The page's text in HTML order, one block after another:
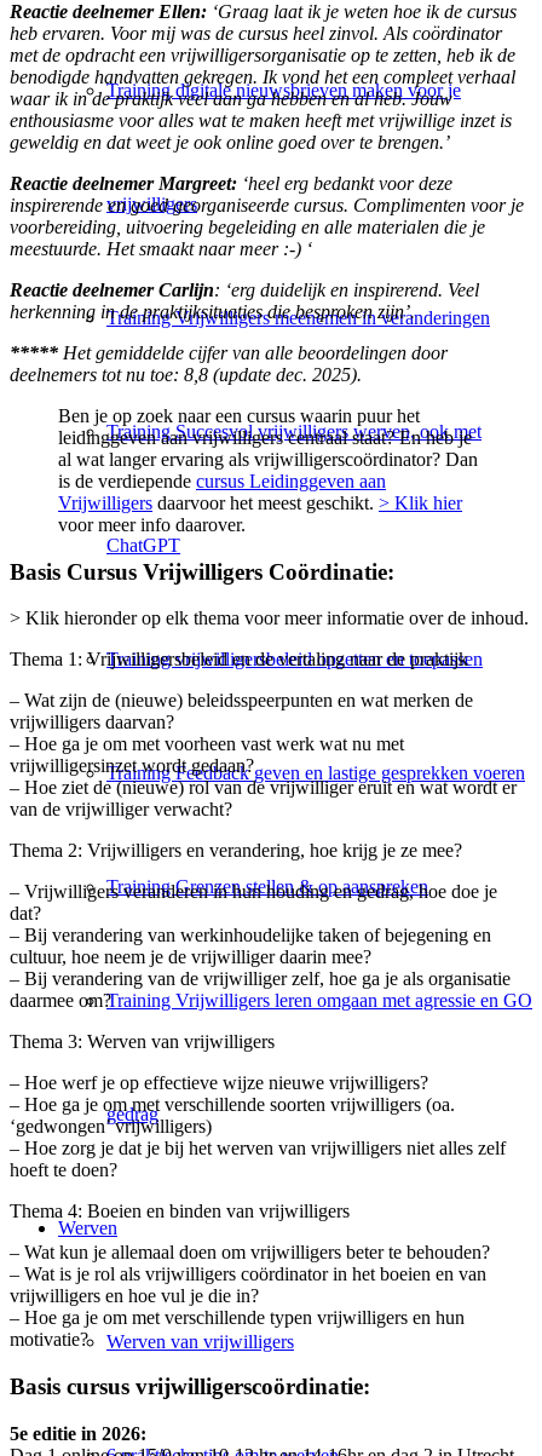
Training digitale nieuwsbrieven maken voor je
vrijwilligers
Training Vrijwilligers meenemen in veranderingen
Training Succesvol vrijwilligers werven, ook met
ChatGPT
Training vrijwilligersbeleid opzetten en toepassen
Training Feedback geven en lastige gesprekken voeren
Training Grenzen stellen & op aanspreken
Training Vrijwilligers leren omgaan met agressie en GO
gedrag
Werven
Werven van vrijwilligers
Reactie deelnemer Ellen: ‘Graag laat ik je weten hoe ik de cursus
heb ervaren. Voor mij was de cursus heel zinvol. Als coördinator
met de opdracht een vrijwilligersorganisatie op te zetten, heb ik de
benodigde handvatten gekregen. Ik vond het een compleet verhaal
waar ik in de praktijk veel aan ga hebben en al heb. Jouw
enthousiasme voor alles wat te maken heeft met vrijwillige inzet is
geweldig en dat weet je ook online goed over te brengen.’
Reactie deelnemer Margreet: ‘heel erg bedankt voor deze
inspirerende en goed georganiseerde cursus. Complimenten voor je
voorbereiding, uitvoering begeleiding en alle materialen die je
meestuurde. Het smaakt naar meer :-) ‘
Reactie deelnemer Carlijn: ‘erg duidelijk en inspirerend. Veel
herkenning in de praktijksituaties die besproken zijn’.
***** Het gemiddelde cijfer van alle beoordelingen door
deelnemers tot nu toe: 8,8 (update dec. 2025).
Ben je op zoek naar een cursus waarin puur het
leidinggeven aan vrijwilligers centraal staat? En heb je
al wat langer ervaring als vrijwilligerscoördinator? Dan
is de verdiepende cursus Leidinggeven aan
Vrijwilligers daarvoor het meest geschikt. > Klik hier
voor meer info daarover.
Basis Cursus Vrijwilligers Coördinatie:
> Klik hieronder op elk thema voor meer informatie over de inhoud.
Thema 1: Vrijwilligersbeleid en de vertaling naar de praktijk
– Wat zijn de (nieuwe) beleidsspeerpunten en wat merken de
vrijwilligers daarvan?
– Hoe ga je om met voorheen vast werk wat nu met
vrijwilligersinzet wordt gedaan?
– Hoe ziet de (nieuwe) rol van de vrijwilliger eruit en wat wordt er
van de vrijwilliger verwacht?
Thema 2: Vrijwilligers en verandering, hoe krijg je ze mee?
– Vrijwilligers veranderen in hun houding en gedrag, hoe doe je
dat?
– Bij verandering van werkinhoudelijke taken of bejegening en
cultuur, hoe neem je de vrijwilliger daarin mee?
– Bij verandering van de vrijwilliger zelf, hoe ga je als organisatie
daarmee om?
Thema 3: Werven van vrijwilligers
– Hoe werf je op effectieve wijze nieuwe vrijwilligers?
– Hoe ga je om met verschillende soorten vrijwilligers (oa.
‘gedwongen’ vrijwilligers)
– Hoe zorg je dat je bij het werven van vrijwilligers niet alles zelf
hoeft te doen?
Thema 4: Boeien en binden van vrijwilligers
– Wat kun je allemaal doen om vrijwilligers beter te behouden?
– Wat is je rol als vrijwilligers coördinator in het boeien en van
vrijwilligers en hoe vul je die in?
– Hoe ga je om met verschillende typen vrijwilligers en hun
motivatie?
Basis cursus vrijwilligerscoördinatie:
5e editie in 2026: